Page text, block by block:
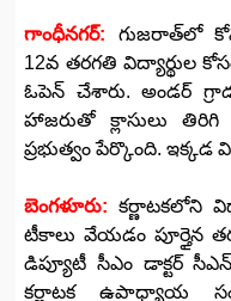
గాంధీనగర్‌: గుజరాత్‌లో
12వ తరగతి విద్యార్థుల
ఓపెన్‌ చేశారు. అండర్‌
హాజరుతో క్లాసులు తిరిగి
ప్రభుత్వం పేర్కొంది.
బెంగళూరు: కర్ణాటకలోని
టీకాలు వేయడం పూర్తైన
డిప్యూటీ సీఎం డాక్టర్
కర్ణాటక ఉపాధ్యాయ